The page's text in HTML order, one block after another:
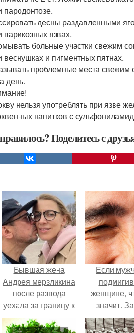
пародонтозе.
десны раздавленными
варикозных язвах.
больные участки свежим
веснушках и пигментных пятнах.
проблемные места свежим
день.
нельзя употреблять при язве
напитков с
Поделитесь с
Бывшая жена
Андрея мерзликина
после развода
уехала за границу к
новому избраннику
оставив детей.
Если
женщине,
значит.
мужчина